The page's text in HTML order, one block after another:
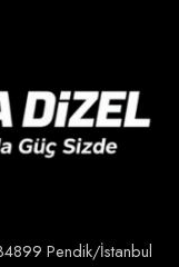
Pendik/İstanbul